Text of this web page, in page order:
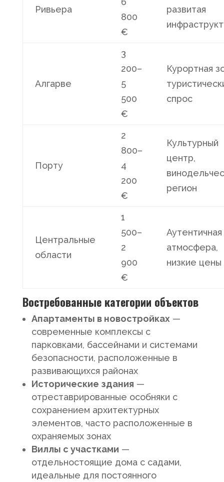
Ривьера
800
€
развитая
Алгарве
3
200–
5
500
€
Курортная
спрос
Порту
2
800–
4
200
€
Культурный
центр,
регион
Центральные
области
1
500–
2
900
€
Аутентичная
атмосфера,
низкие цены
Востребованные категории объектов
Апартаменты в новостройках—
современные комплексы с
парковками, бассейнами и системами
безопасности, расположенные в
развивающихся районах
Исторические здания —
отреставрированные особняки с
сохранением архитектурных
элементов, часто расположенные в
охраняемых зонах
Виллы с участками —
отдельностоящие дома с садами,
идеальные для постоянного